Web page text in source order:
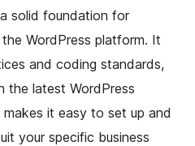
solid foundation for
WordPress platform. It
and coding standards,
the latest WordPress
it easy to set up and
your specific business